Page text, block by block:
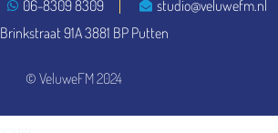
© VeluweFM 2024
06-8309 8309
studio@veluwefm.nl
Brinkstraat 91A 3881 BP Putten